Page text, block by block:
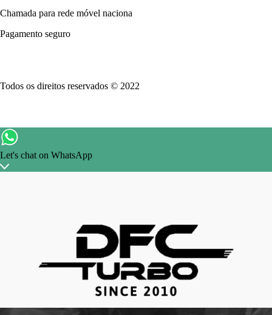
Chamada para rede móvel naciona
Pagamento seguro
Todos os direitos reservados © 2022
Let's chat on WhatsApp